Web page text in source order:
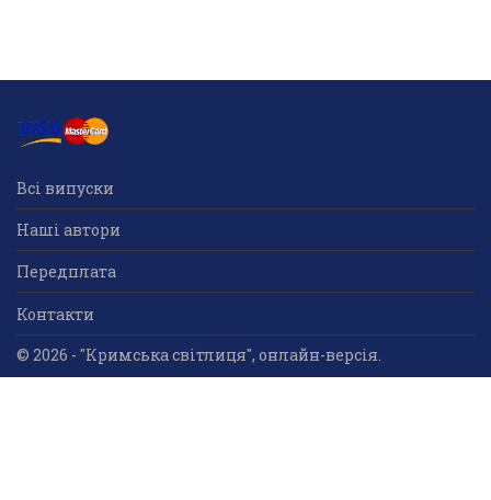
Всі випуски
Наші автори
Передплата
Контакти
© 2026 - "Кримська світлиця", онлайн-версія.